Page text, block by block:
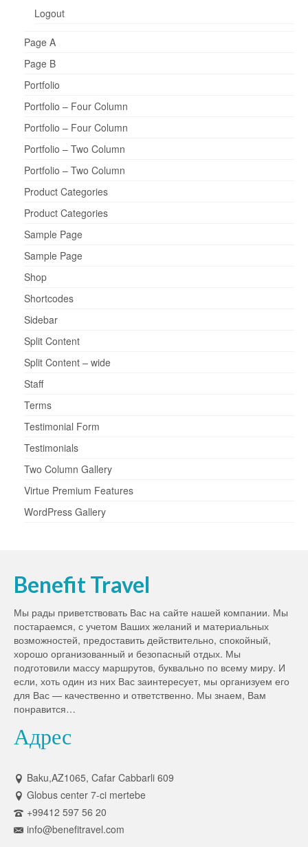
Logout
Page A
Page B
Portfolio
Portfolio – Four Column
Portfolio – Four Column
Portfolio – Two Column
Portfolio – Two Column
Product Categories
Product Categories
Sample Page
Sample Page
Shop
Shortcodes
Sidebar
Split Content
Split Content – wide
Staff
Terms
Testimonial Form
Testimonials
Two Column Gallery
Virtue Premium Features
WordPress Gallery
Benefit Travel
Мы рады приветствовать Вас на сайте нашей компании. Мы
постараемся, с учетом Ваших желаний и материальных
возможностей, предоставить действительно, спокойный,
хорошо организованный и безопасный отдых. Мы
подготовили массу маршрутов, буквально по всему миру. И
если, хоть один из них Вас заинтересует, мы организуем его
для Вас — качественно и ответственно. Мы знаем, Вам
понравится…
Адрес
Baku,AZ1065, Cafar Cabbarli 609
Globus center 7-ci mertebe
+99412 597 56 20
info@benefitravel.com